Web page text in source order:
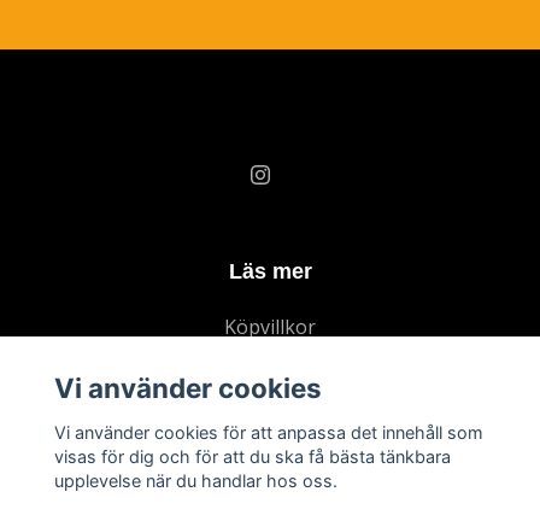
Läs mer
Köpvillkor
Prenumerera på vårt nyhetsbrev
Vi använder cookies
Vi använder cookies för att anpassa det innehåll som
visas för dig och för att du ska få bästa tänkbara
upplevelse när du handlar hos oss.